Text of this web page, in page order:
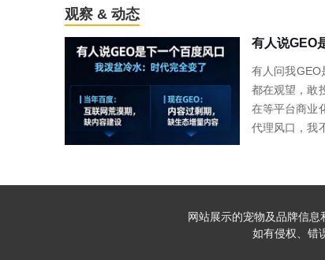
观察 & 动态
有人问我GEO
都在观望，敢
在等平台商业
代理风口，我
来越好做，是
网站展示的宠物及品牌信
如有侵权、错